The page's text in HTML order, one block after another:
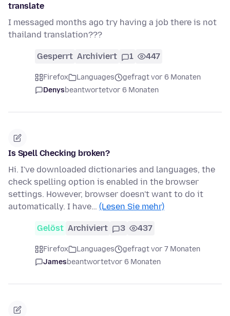
translate
I messaged months ago try having a job there is not
thailand translation???
Gesperrt Archiviert 1 447
Firefox Languages
gefragt vor 6 Monaten
Denysbeantwortetvor 6 Monaten
Is Spell Checking broken?
Hi. I've downloaded dictionaries and languages, the
check spelling option is enabled in the browser
settings. However, browser doesn't want to do it
automatically. I have… (Lesen Sie mehr)
Gelöst Archiviert 3 437
Firefox Languages
gefragt vor 7 Monaten
Jamesbeantwortetvor 6 Monaten